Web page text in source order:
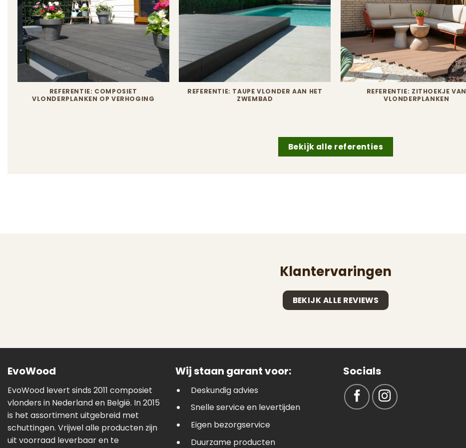
REFERENTIE: COMPOSIET
VLONDERPLANKEN OP VERHOGING
REFERENTIE: TAUPE VLONDER AAN HET
ZWEMBAD
REFERENTIE: ZITHOEKJE VAN
VLONDERPLANKEN
Bekijk alle referenties
Klantervaringen
BEKIJK ALLE REVIEWS
EvoWood
EvoWood levert sinds 2011 composiet
vlonders in Nederland en België. In 2015
is het assortiment uitgebreid met
schuttingen. Vrijwel alle producten zijn
uit voorraad leverbaar en te
Wij staan garant voor:
Deskundig advies
Snelle service en levertijden
Eigen bezorgservice
Duurzame producten
Socials